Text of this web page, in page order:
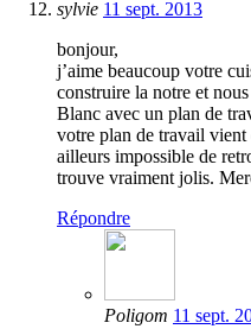
sylvie 11 sept. 2013
bonjour,
j’aime beaucoup votre
construire la notre et
Blanc avec un plan de
votre plan de travail
ailleurs impossible de
trouve vraiment jolis.
Répondre
Poligom 11 sept.